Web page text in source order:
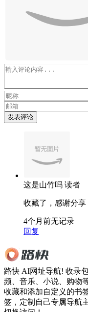
发表评论
这是山竹吗 读者
收藏了，感谢分享
4个月前无记录
回复
路快 AI网址导航! 收录
频、音乐、小说、购物
收藏和添加自定义的书
签，定制自己专属导航